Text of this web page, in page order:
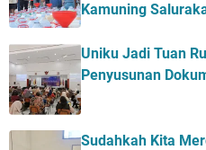
Kamuning
Uniku Jadi Tuan
Penyusunan
Sudahkah Kita